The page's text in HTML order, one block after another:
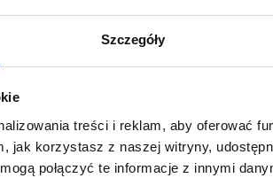
Szczegóły
treści i reklam, aby oferować
jak korzystasz z naszej witryny,
połączyć te informacje z innymi
modowa Portu Łódź poszerzyła
obsługę kobiet poszukujących
dołączyło Atelier Perła. Butik
miejsca oferującego eleganckie suknie ślubne